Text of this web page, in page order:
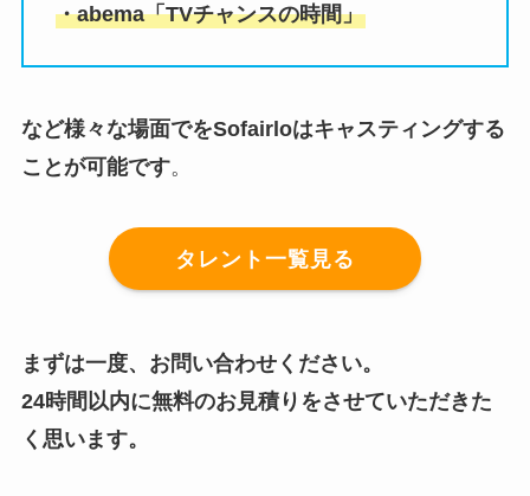
・abema「TVチャンスの時間」
など様々な場面でをSofairloはキャスティングする
ことが可能です。
タレント一覧見る
まずは一度、お問い合わせください。
24時間以内に無料のお見積りをさせていただきた
く思います。